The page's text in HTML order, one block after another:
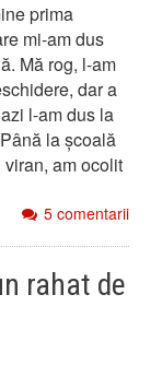
prima
mi-am dus
Mă rog, l-am
dar a
l-am dus la
la școală
viran, am ocolit
5 comentarii
rahat de